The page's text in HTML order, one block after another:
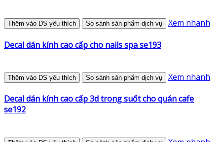
Thêm vào DS yêu thích So sánh sản phẩm dịch vụ Xem nhanh
Decal dán kính cao cấp cho nails spa se193
Thêm vào DS yêu thích So sánh sản phẩm dịch vụ Xem nhanh
Decal dán kính cao cấp 3d trong suốt cho quán cafe
se192